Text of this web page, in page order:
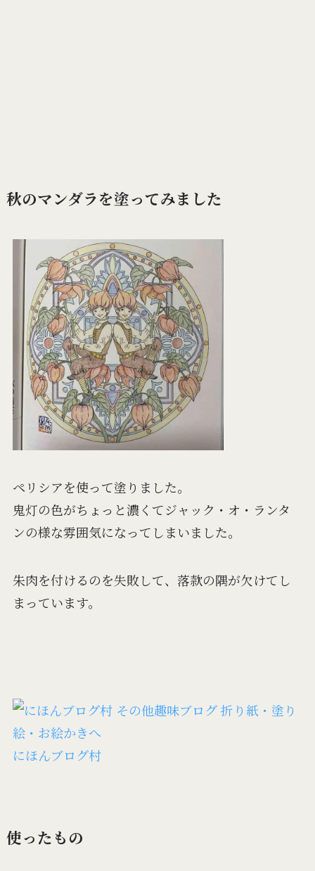
秋のマンダラを塗ってみました
ペリシアを使って塗りました。
鬼灯の色がちょっと濃くてジャック・オ・ランタ
ンの様な雰囲気になってしまいました。
朱肉を付けるのを失敗して、落款の隅が欠けてし
まっています。
にほんブログ村
使ったもの